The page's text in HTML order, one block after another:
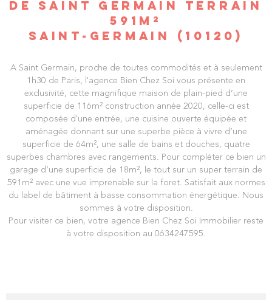
DE SAINT GERMAIN TERRAIN
591M²
SAINT-GERMAIN (10120)
A Saint Germain, proche de toutes commodités et à seulement
1h30 de Paris, l'agence Bien Chez Soi vous présente en
exclusivité, cette magnifique maison de plain-pied d’une
superficie de 116m² construction année 2020, celle-ci est
composée d'une entrée, une cuisine ouverte équipée et
aménagée donnant sur une superbe pièce à vivre d’une
superficie de 64m², une salle de bains et douches, quatre
superbes chambres avec rangements. Pour compléter ce bien un
garage d’une superficie de 18m², le tout sur un super terrain de
591m² avec une vue imprenable sur la foret. Satisfait aux normes
du label de bâtiment à basse consommation énergétique. Nous
sommes à votre disposition.
Pour visiter ce bien, votre agence Bien Chez Soi Immobilier reste
à votre disposition au 0634247595.